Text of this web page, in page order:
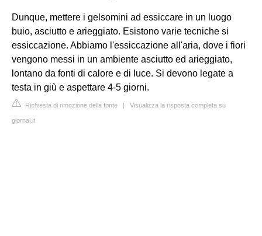
Dunque, mettere i gelsomini ad essiccare in un luogo
buio, asciutto e arieggiato. Esistono varie tecniche si
essiccazione. Abbiamo l'essiccazione all'aria, dove i fiori
vengono messi in un ambiente asciutto ed arieggiato,
lontano da fonti di calore e di luce. Si devono legate a
testa in giù e aspettare 4-5 giorni.
Richiesta di rimozione della fonte | Visualizza la risposta completa su
giornal.it